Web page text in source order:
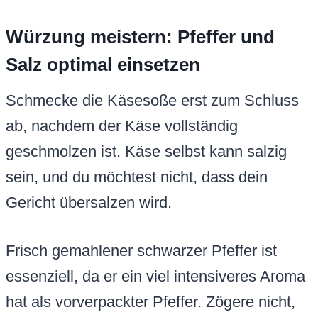
Würzung meistern: Pfeffer und
Salz optimal einsetzen
Schmecke die Käsesoße erst zum Schluss
ab, nachdem der Käse vollständig
geschmolzen ist. Käse selbst kann salzig
sein, und du möchtest nicht, dass dein
Gericht übersalzen wird.
Frisch gemahlener schwarzer Pfeffer ist
essenziell, da er ein viel intensiveres Aroma
hat als vorverpackter Pfeffer. Zögere nicht,